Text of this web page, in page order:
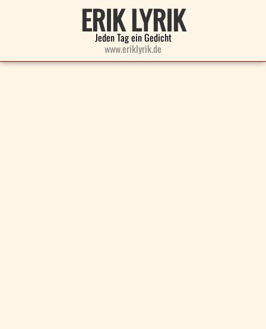
ERIK LYRIK
Jeden Tag ein Gedicht
www.eriklyrik.de